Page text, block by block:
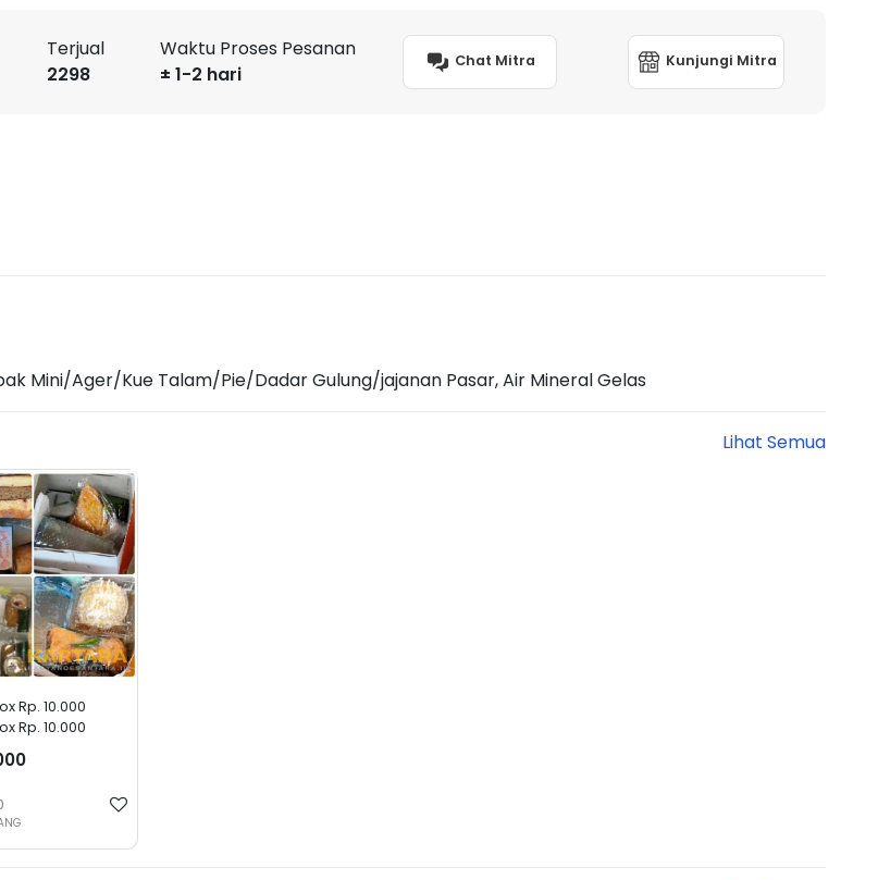
Terjual
2298
Waktu Proses Pesanan
± 1-2 hari
Chat Mitra Kunjungi Mitra
Mini/Ager/Kue Talam/Pie/Dadar Gulung/jajanan Pasar, Air Mineral Gelas
Lihat Semua
Rp. 10.000
Rp. 10.000